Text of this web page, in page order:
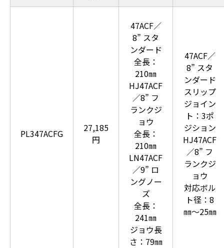
PL347ACFG
27,185
円
47ACF／
8” スタ
ンダード
全長：
210㎜
HJ47ACF
／8” フ
ランクジ
ョウ
全長：
210㎜
LN47ACF
／9” ロ
ングノー
ズ
全長：
241㎜
ジョウ長
さ：79㎜
47ACF／
8” スタ
ンダード
スリップ
ジョイン
ト：3ポ
ジション
HJ47ACF
／8” フ
ランクジ
ョウ
対応ボル
ト径：8
㎜～25㎜